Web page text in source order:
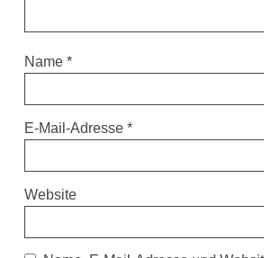
Name *
E-Mail-Adresse *
Website